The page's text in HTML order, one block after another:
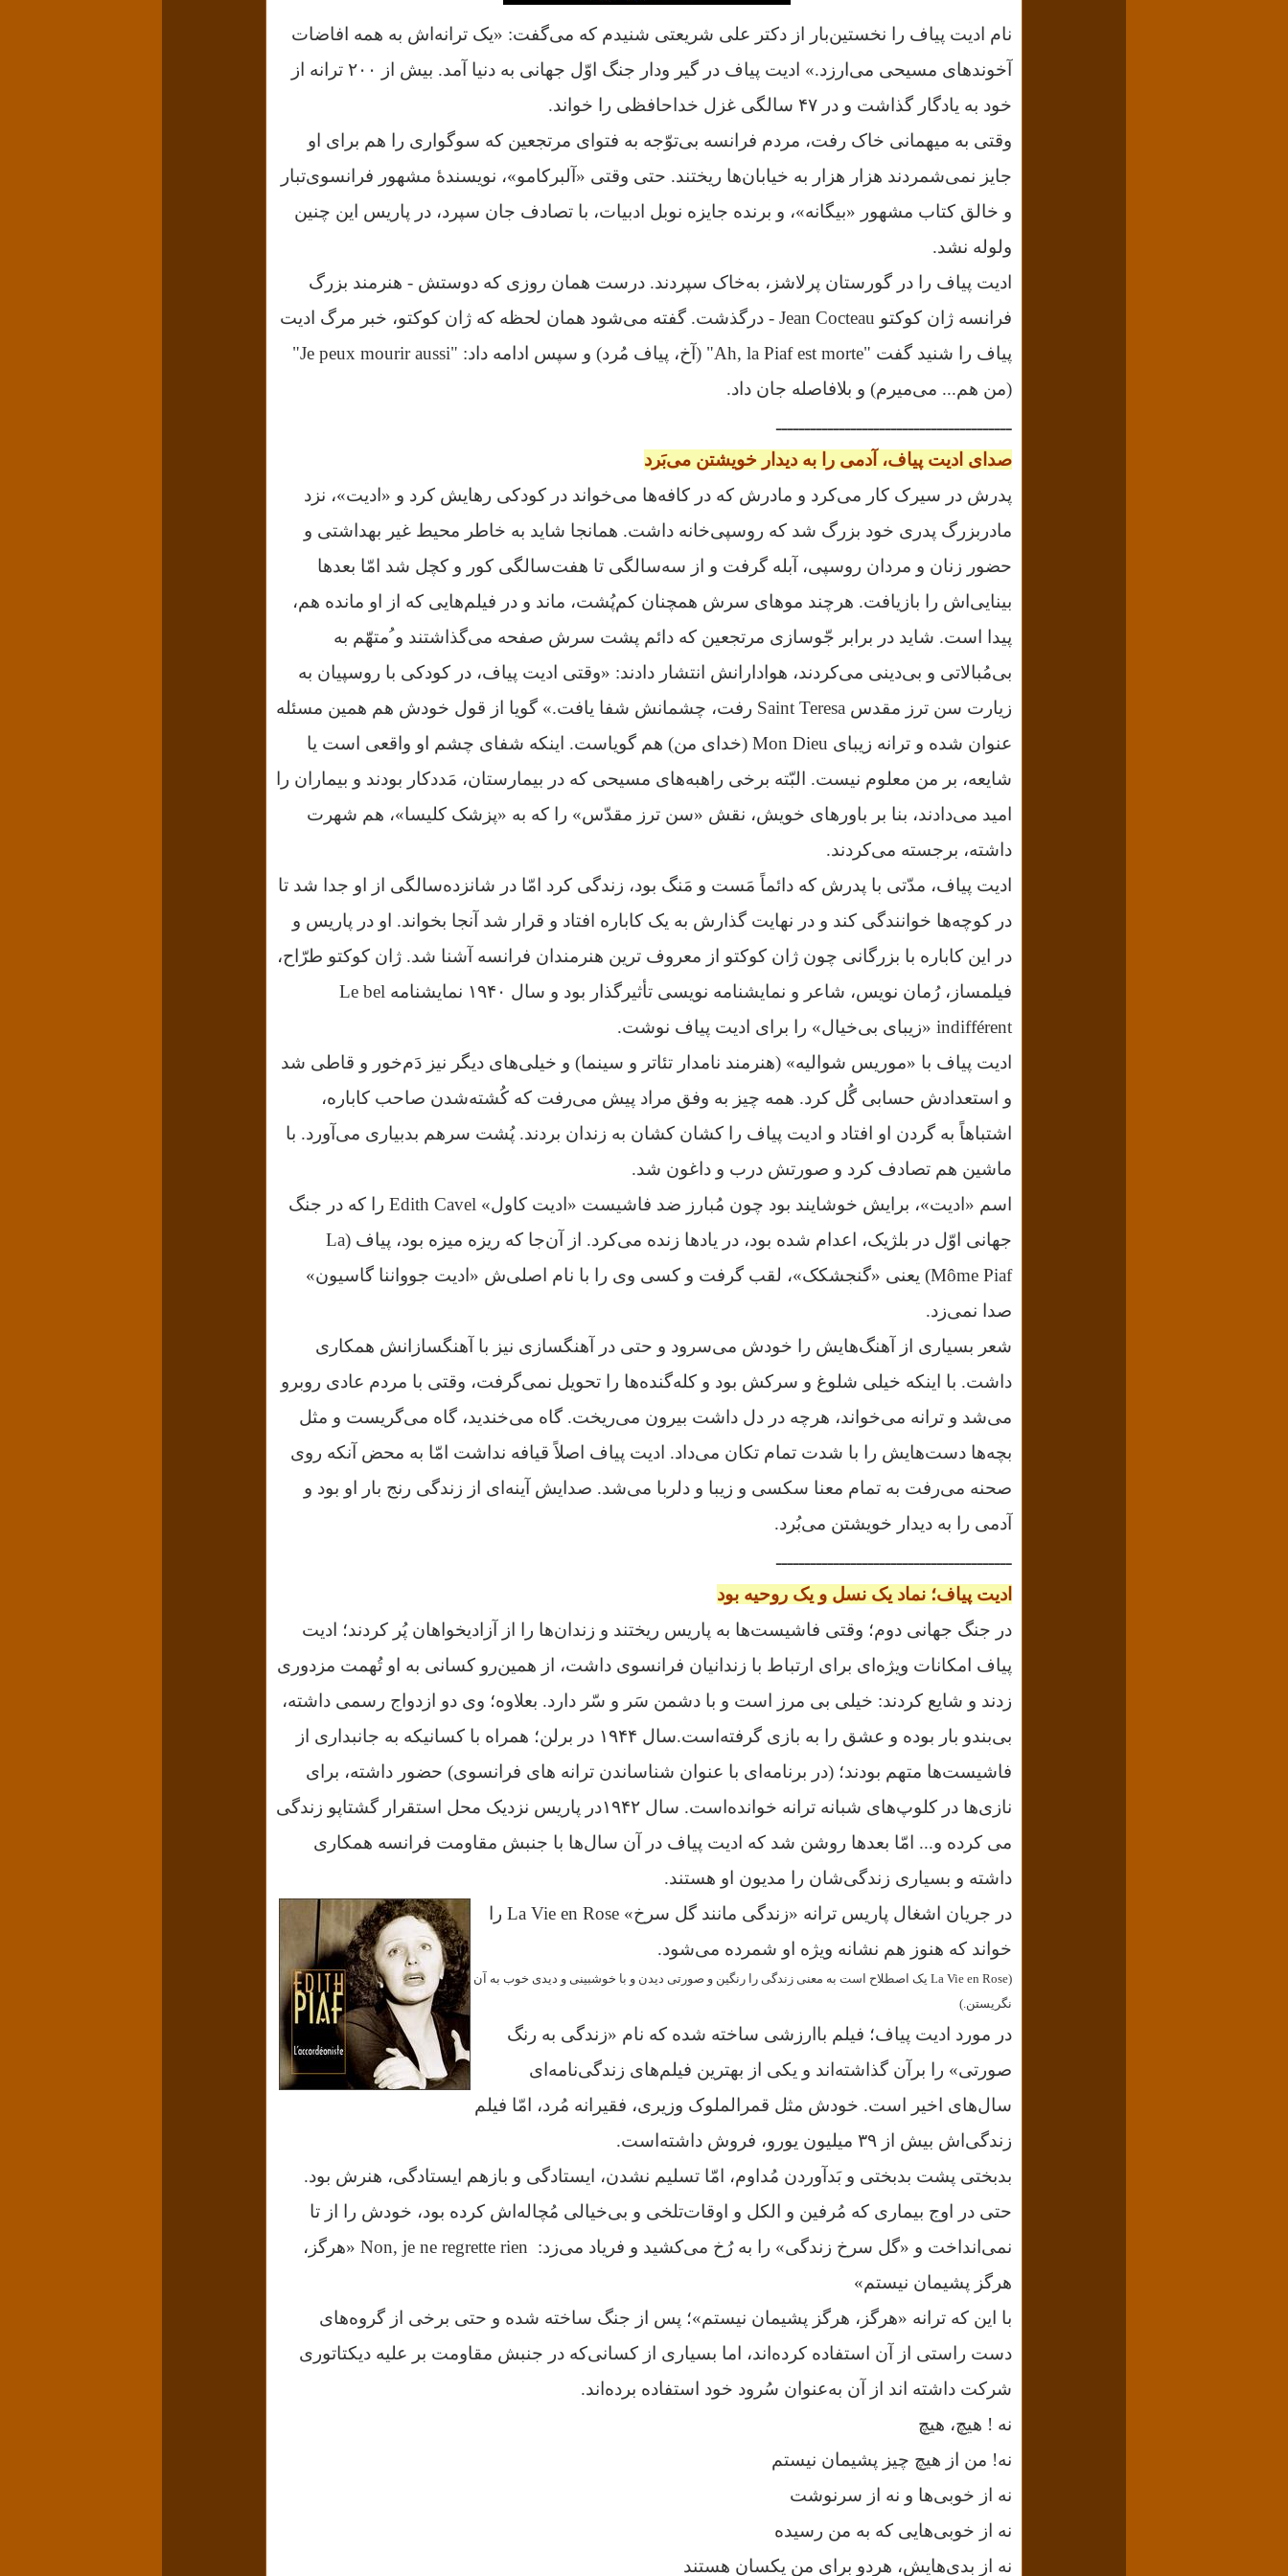
نام ادیت پیاف را نخستین‌بار از دکتر علی شریعتی شنیدم که می‌گفت: «یک ترانه‌‌اش به همه افاضات
آخوندهای مسیحی می‌ارزد.»
ادیت پیاف در گیر ودار جنگ اوّل جهانی به دنیا آمد. بیش از ۲۰۰ ترانه از
خود به یادگار گذاشت و در ۴۷ سالگی غزل خداحافظی را خواند.
وقتی به میهمانی خاک رفت، مردم فرانسه بی‌توّجه به فتوای مرتجعین که سوگواری را هم برای او
جایز نمی‌شمردند هزار هزار به خیابان‌ها ریختند. حتی وقتی «آلبرکامو»، نویسندهٔ مشهور فرانسوی‌تبار
و خالق کتاب مشهور «بیگانه»، و برنده جایزه نوبل ادبیات، با تصادف جان سپرد، در پاریس این چنین
ولوله نشد.
ادیت پیاف را در گورستان پرلاشز، به‌خاک سپردند. درست همان روزی که دوستش - هنرمند بزرگ
فرانسه ژان کوکتو Jean Cocteau - درگذشت.
گفته می‌شود همان لحظه که ژان کوکتو، خبر مرگ ادیت
پیاف را شنید گفت "Ah, la Piaf est morte" (آخ، پیاف مُرد) و سپس ادامه داد:
"Je peux mourir aussi"
(من هم... می‌میرم) و بلافاصله جان داد.
ـــــــــــــــــــــــــــــــــــــــــ
صدای ادیت پیاف، آدمی را به دیدار خویشتن می‌بَرد
پدرش در سیرک کار می‌کرد و مادرش که در کافه‌ها می‌خواند در کودکی رهایش کرد و «ادیت»، نزد
مادربزرگ پدری خود بزرگ شد که روسپی‌خانه‌ داشت. همانجا شاید به خاطر محیط غیر بهداشتی و
حضور زنان و مردان روسپی، آبله گرفت و از سه‌سالگی تا هفت‌سالگی کور و کچل شد امّا بعدها
بینایی‌اش را بازیافت. هرچند موهای سرش همچنان کم‌پُشت، ماند و در فیلم‌هایی که از او مانده هم،
پیدا است. شاید در برابر جّوسازی مرتجعین که دائم پشت سرش صفحه می‌گذاشتند و ُمتهّم به
بی‌مُبالاتی و بی‌دینی می‌کردند، هوادارانش انتشار دادند: «وقتی ادیت پیاف، در کودکی با روسپیان به
زیارت سن ترز مقدس Saint Teresa رفت، چشمانش شفا یافت.»
گویا از قول خودش هم همین مسئله
عنوان شده و ترانه زیبای Mon Dieu (خدای من) هم گویاست.
اینکه شفای چشم او واقعی است یا
شایعه، بر من معلوم نیست.
البّته برخی راهبه‌های مسیحی که در بیمارستان، مَددکار بودند و بیماران را
امید می‌دادند، بنا بر باورهای خویش، نقش «سن ترز مقدّس» را که به «پزشک کلیسا»، هم شهرت
داشته، برجسته می‌کردند.
ادیت پیاف، مدّتی با پدرش که دائماً مَست و مَنگ بود، زندگی کرد امّا در شانزده‌سالگی از او جدا شد تا
در کوچه‌ها خوانندگی کند و در نهایت گذارش به یک کاباره‌ افتاد و قرار شد آنجا بخواند. او در پاریس و
در این کاباره با بزرگانی چون ژان کوکتو از معروف ترین هنرمندان فرانسه آشنا شد. ژان کوکتو طرّاح،
فیلمساز، رُمان نویس، شاعر و نمایشنامه نویسی تأثیرگذار بود و سال ۱۹۴۰ نمایشنامه Le bel
indifférent «زیبای بی‌خیال» را برای ادیت پیاف نوشت.
ادیت پیاف با «موریس شوالیه» (هنرمند نامدار تئاتر و سینما) و خیلی‌های دیگر نیز دَم‌خور و قاطی شد
و استعدادش حسابی گُل کرد. همه چیز به وفق مراد پیش می‌رفت که کُشته‌شدن صاحب کاباره،
اشتباهاً به گردن او افتاد و ادیت پیاف را کشان کشان به زندان بردند.پُشت سرهم بدبیاری می‌آورد. با
ماشین هم تصادف کرد و صورتش درب و داغون شد.
اسم «ادیت»، برایش خوشایند بود چون مُبارز ضد فاشیست «ادیت کاول»
Edith Cavel را که در جنگ
جهانی اوّل در بلژیک، اعدام شده بود، در یادها زنده می‌کرد.
از آن‌جا که ریزه میزه بود، پیاف (La
Môme Piaf) یعنی «گنجشکک»، لقب گرفت و کسی وی را با نام اصلی‌ش «ادیت جوواننا گاسیون»
صدا نمی‌زد.
شعر بسیاری از آهنگ‌هایش را خودش می‌سرود و حتی در آهنگسازی نیز با آهنگسازانش همکاری
داشت. با اینکه خیلی شلوغ و سرکش بود و کله‌گنده‌ها را تحویل نمی‌گرفت، وقتی با مردم عادی روبرو
می‌شد و ترانه می‌خواند، هرچه در دل داشت بیرون می‌ریخت. گاه می‌خندید، گاه می‌گریست و مثل
بچه‌ها دست‌هایش را با شدت تمام تکان می‌داد. ادیت پیاف اصلاً قیافه نداشت امّا به محض آنکه روی
صحنه می‌رفت به تمام معنا سکسی و زیبا و دلربا می‌شد. صدایش آینه‌ای از زندگی رنج بار او بود و
آدمی را به دیدار خویشتن می‌بُرد.
ـــــــــــــــــــــــــــــــــــــــــ
ادیت پیاف؛ نماد یک نسل و یک روحیه بود
در جنگ جهانی دوم؛ وقتی فاشیست‌ها به پاریس ریختند و زندان‌ها را از آزادیخواهان پُر کردند؛ ادیت
پیاف امکانات ویژه‌ای برای ارتباط با زندانیان فرانسوی داشت، از همین‌رو کسانی به او تُهمت مزدوری
زدند و شایع کردند: خیلی بی‌ مرز است و با دشمن سَر و سّر دارد. بعلاوه؛ وی دو ازدواج رسمی داشته،
بی‌بندو بار بوده و عشق را به بازی گرفته‌است.
سال ۱۹۴۴ در برلن؛ همراه با کسانیکه به جانبداری از
فاشیست‌ها متهم بودند؛ (در برنامه‌ای با عنوان شناساندن ترانه های فرانسوی) حضور داشته، برای
نازی‌ها
در کلوپ‌های شبانه ترانه خوانده‌است. سال ۱۹۴۲در پاریس نزدیک محل استقرار گشتاپو زندگی
می کرده و... امّا بعد‌ها روشن شد که ادیت پیاف در آن سال‌ها با جنبش مقاومت فرانسه همکاری
داشته و بسیاری زندگی‌شان را مدیون او هستند.
در جریان اشغال پاریس ترانه «زندگی مانند گل سرخ» La Vie en Rose را
خواند که هنوز هم نشانه ویژه او شمرده می‌شود.
(La Vie en Rose یک اصطلاح است به معنی زندگی را رنگین و صورتی دیدن و با خوشبینی و دیدی خوب به آن
نگریستن.)
در مورد ادیت پیاف؛ فیلم باارزشی ساخته شده که نام «زندگی به رنگ
صورتی» را برآن گذاشته‌اند و یکی از بهترین فیلم‌های زندگی‌نامه‌ای
سال‌های اخیر است. خودش مثل قمرالملوک وزیری، فقیرانه مُرد، امّا فیلم
زندگی‌اش بیش از ۳۹ میلیون یورو، فروش داشته‌است.
بدبختی پشت بدبختی و بَدآوردن مُداوم، امّا تسلیم نشدن، ایستادگی و بازهم ایستادگی، هنرش بود.
حتی در اوج بیماری که مُرفین و الکل و اوقات‌تلخی و بی‌خیالی مُچاله‌اش کرده بود، خودش را از تا
نمی‌انداخت و «گل سرخ زندگی» را به رُخ می‌کشید و فریاد می‌زد:
Non, je ne regrette rien «هرگز،
هرگز پشیمان نیستم»
با این‌ که ترانه «هرگز، هرگز پشیمان نیستم»؛ پس از جنگ ساخته شده و حتی برخی از گروه‌های
دست راستی از آن استفاده کرده‌اند، اما بسیاری از کسانی‌که در جنبش مقاومت بر علیه دیکتاتوری
شرکت داشته اند از آن به‌عنوان سُرود خود استفاده برده‌اند.
نه ! هیچ، هیچ
نه! من از هیچ چیز پشیمان نیستم
نه از خوبی‌ها و نه از سرنوشت
نه از خوبی‌هایی که به من رسیده
نه از بدی‌هایش، هردو برای من یکسان هستند